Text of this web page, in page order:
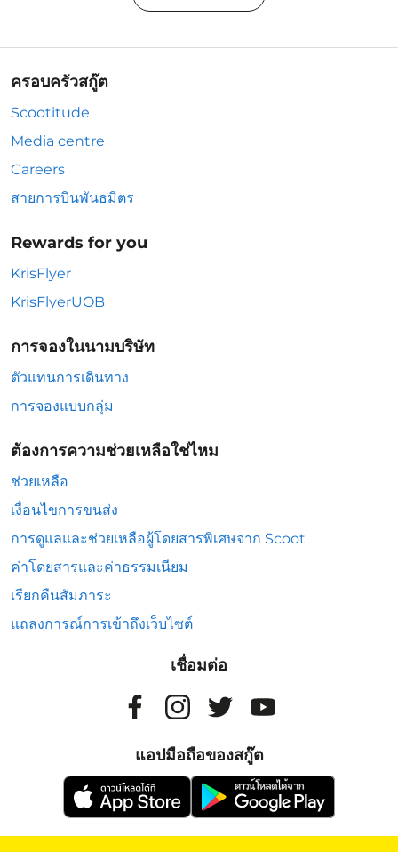
ครอบครัวสกู๊ต
Scootitude
Media centre
Careers
สายการบินพันธมิตร
Rewards for you
KrisFlyer
KrisFlyerUOB
การจองในนามบริษัท
ตัวแทนการเดินทาง
การจองแบบกลุ่ม
ต้องการความช่วยเหลือใช่ไหม
ช่วยเหลือ
เงื่อนไขการขนส่ง
การดูแลและช่วยเหลือผู้โดยสารพิเศษจาก Scoot
ค่าโดยสารและค่าธรรมเนียม
เรียกคืนสัมภาระ
แถลงการณ์การเข้าถึงเว็บไซต์
เชื่อมต่อ
แอปมือถือของสกู๊ต